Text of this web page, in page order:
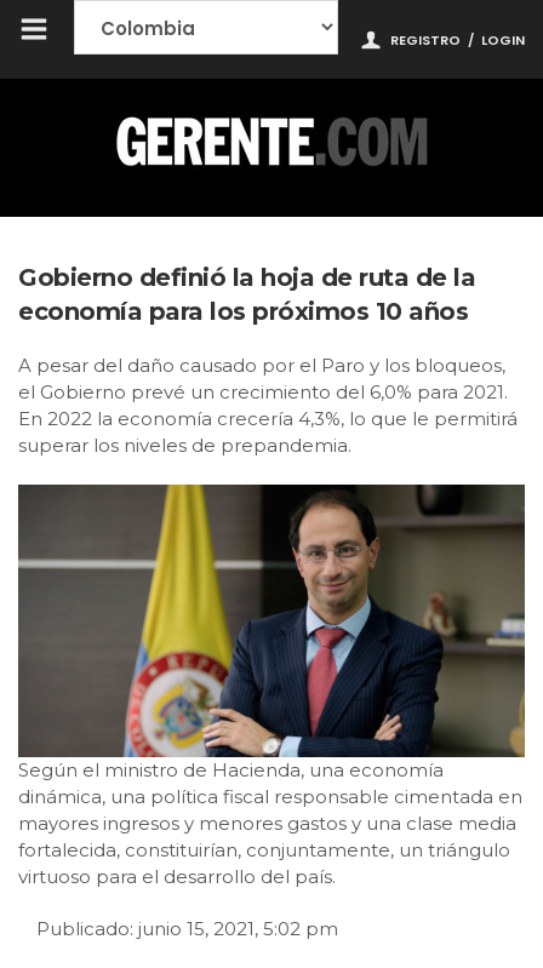
REGISTRO / LOGIN
Gobierno definió la hoja de ruta de la
economía para los próximos 10 años
A pesar del daño causado por el Paro y los bloqueos,
el Gobierno prevé un crecimiento del 6,0% para 2021.
En 2022 la economía crecería 4,3%, lo que le permitirá
superar los niveles de prepandemia.
Según el ministro de Hacienda, una economía
dinámica, una política fiscal responsable cimentada en
mayores ingresos y menores gastos y una clase media
fortalecida, constituirían, conjuntamente, un triángulo
virtuoso para el desarrollo del país.
Publicado: junio 15, 2021, 5:02 pm